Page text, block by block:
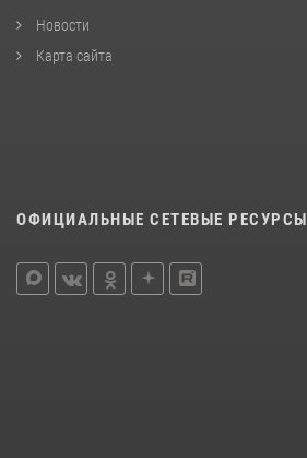
Новости
Карта сайта
ОФИЦИАЛЬНЫЕ СЕТЕВЫЕ РЕСУРСЫ